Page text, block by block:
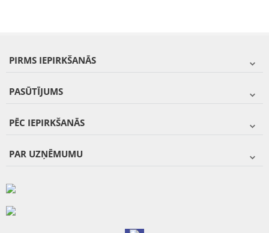
PIRMS IEPIRKŠANĀS
PASŪTĪJUMS
PĒC IEPIRKŠANĀS
PAR UZŅĒMUMU